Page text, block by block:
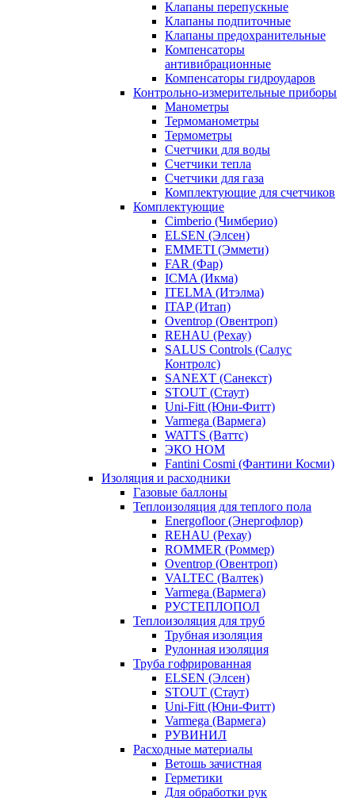
Клапаны перепускные
Клапаны подпиточные
Клапаны предохранительные
Компенсаторы
антивибрационные
Компенсаторы гидроударов
Контрольно-измерительные приборы
Манометры
Термоманометры
Термометры
Счетчики для воды
Счетчики тепла
Счетчики для газа
Комплектующие для счетчиков
Комплектующие
Cimberio (Чимберио)
ELSEN (Элсен)
EMMETI (Эммети)
FAR (Фар)
ICMA (Икма)
ITELMA (Итэлма)
ITAP (Итап)
Oventrop (Овентроп)
REHAU (Рехау)
SALUS Controls (Салус
Контролс)
SANEXT (Санекст)
STOUT (Стаут)
Uni-Fitt (Юни-Фитт)
Varmega (Вармега)
WATTS (Ваттс)
ЭКО НОМ
Fantini Cosmi (Фантини Косми)
Изоляция и расходники
Газовые баллоны
Теплоизоляция для теплого пола
Energofloor (Энергофлор)
REHAU (Рехау)
ROMMER (Роммер)
Oventrop (Овентроп)
VALTEC (Валтек)
Varmega (Вармега)
РУСТЕПЛОПОЛ
Теплоизоляция для труб
Трубная изоляция
Рулонная изоляция
Труба гофрированная
ELSEN (Элсен)
STOUT (Стаут)
Uni-Fitt (Юни-Фитт)
Varmega (Вармега)
РУВИНИЛ
Расходные материалы
Ветошь зачистная
Герметики
Для обработки рук